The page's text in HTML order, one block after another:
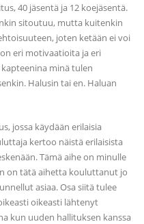
40 jäsentä ja 12 koejäsentä.
sitoutuu, mutta kuitenkin
joten ketään ei voi
eri motivaatioita ja eri
minä tulen
Halusin tai en. Haluan
jossa käydään erilaisia
kertoo näistä erilaisista
Tämä aihe on minulle
on tätä aihetta kouluttanut jo
asiaa. Osa siitä tulee
oikeasti lähtenyt
kun uuden hallituksen kanssa